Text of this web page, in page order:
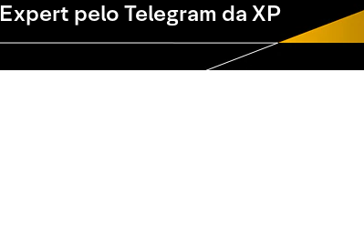
Expert pelo Telegram da XP